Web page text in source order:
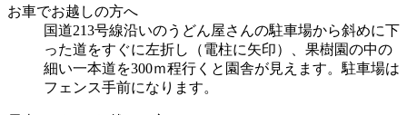
お車でお越しの方へ
国道213号線沿いのうどん屋さんの駐車場から斜めに下
った道をすぐに左折し（電柱に矢印）、果樹園の中の
細い一本道を300ｍ程行くと園舎が見えます。駐車場は
フェンス手前になります。